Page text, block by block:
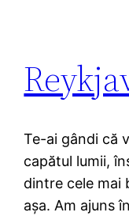
Te-ai gândi că
capătul lumii,
dintre cele mai
așa. Am ajuns